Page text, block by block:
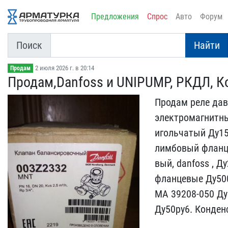
Предложения Спрос Авто Форум
Поиск Найти
Продам 2 июля 2026 г. в 20:14
Продам,Danfoss и UNIPUM​P, РКДЛ,
Продам реле
игольчатый
лимбовый
вый, danfoss ,
фланцевые
МА 39208-050
Ду50​ру6.